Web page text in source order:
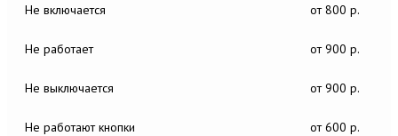
Не включается от 800 р.
Не работает от 900 р.
Не выключается от 900 р.
Не работают кнопки от 600 р.